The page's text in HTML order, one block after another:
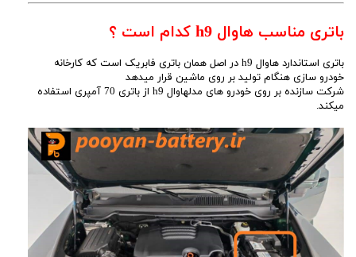
باتری مناسب هاوال h9 کدام است ؟
باتری استاندارد هاوال h9 در اصل همان باتری فابریک است که کارخانه
خودرو سازی هنگام تولید بر روی ماشین قرار میدهد
شرکت سازنده بر روی خودرو های مدلهاوال h9 از باتری 70 آمپری استفاده
میکند.